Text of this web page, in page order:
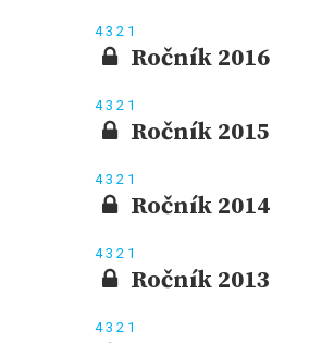
43 2 1
Ročník 2016
43 2 1
Ročník 2015
43 2 1
Ročník 2014
43 2 1
Ročník 2013
43 2 1